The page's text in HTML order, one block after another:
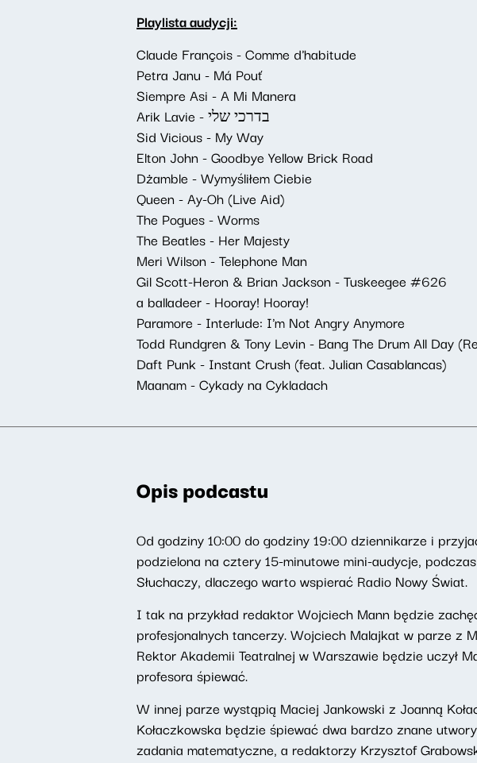
Playlista audycji:
Claude François - Comme d'habitude
Petra Janu - Má Pouť
Siempre Asi - A Mi Manera
Arik Lavie - בדרכי שלי
Sid Vicious - My Way
Elton John - Goodbye Yellow Brick Road
Dżamble - Wymyśliłem Ciebie
Queen - Ay-Oh (Live Aid)
The Pogues - Worms
The Beatles - Her Majesty
Meri Wilson - Telephone Man
Gil Scott-Heron & Brian Jackson - Tuskeegee #626
a balladeer - Hooray! Hooray!
Paramore - Interlude: I'm Not Angry Anymore
Todd Rundgren & Tony Levin - Bang The Drum All Day
Daft Punk - Instant Crush (feat. Julian Casablancas)
Maanam - Cykady na Cykladach
Opis podcastu
Od godziny 10:00 do godziny 19:00 dziennikarze i
podzielona na cztery 15-minutowe mini-audycje,
Słuchaczy, dlaczego warto wspierać Radio Nowy Świat.
I tak na przykład redaktor Wojciech Mann będzie
profesjonalnych tancerzy. Wojciech Malajkat w parze z
Rektor Akademii Teatralnej w Warszawie będzie uczył
profesora śpiewać.
W innej parze wystąpią Maciej Jankowski z Joanną
Kołaczkowska będzie śpiewać dwa bardzo znane
zadania matematyczne, a redaktorzy Krzysztof